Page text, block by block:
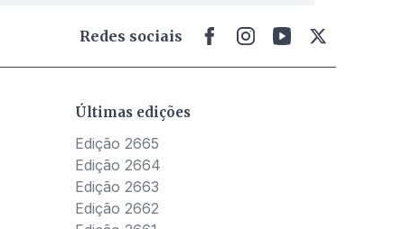
Redes sociais
Últimas edições
Edição 2665
Edição 2664
Edição 2663
Edição 2662